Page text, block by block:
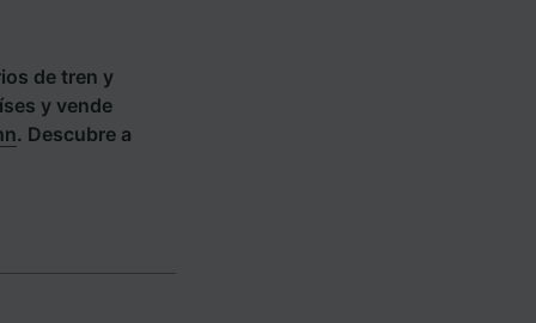
de tren y
y vende
. Descubre a